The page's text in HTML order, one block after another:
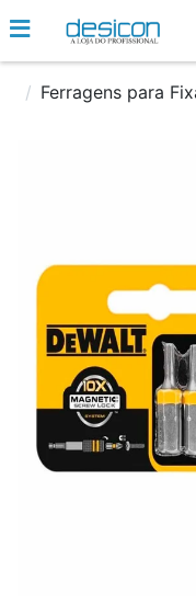
Ferragens para